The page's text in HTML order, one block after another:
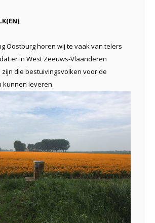
Oostburg horen wij te vaak van telers
er in West Zeeuws-Vlaanderen
die bestuivingsvolken voor de
kunnen leveren.